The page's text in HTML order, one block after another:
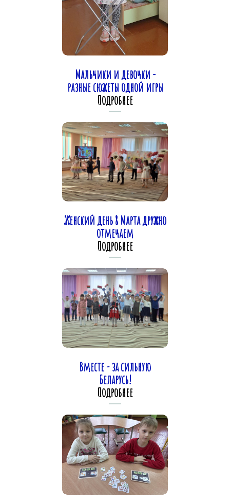
Мальчики и девочки -
разные сюжеты одной игры
Подробнее
Женский день 8 Марта дружно
отмечаем
Подробнее
Вместе - за сильную
Беларусь!
Подробнее